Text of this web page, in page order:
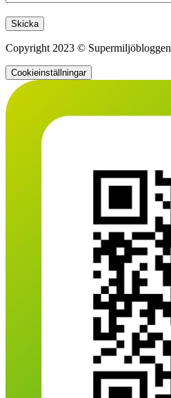
Lämna detta fält tomt.
Copyright 2023 © Supermiljöbloggen
Cookieinställningar